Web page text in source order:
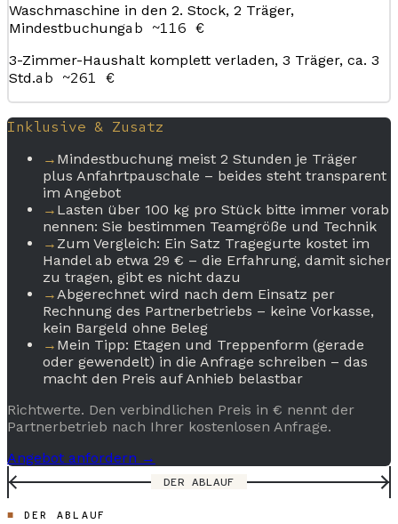
Waschmaschine in den 2. Stock, 2 Träger,
Mindestbuchungab ~116 €
3-Zimmer-Haushalt komplett verladen, 3 Träger, ca. 3
Std.ab ~261 €
Inklusive & Zusatz
→ Mindestbuchung meist 2 Stunden je Träger
plus Anfahrtpauschale – beides steht transparent
im Angebot
→ Lasten über 100 kg pro Stück bitte immer vorab
nennen: Sie bestimmen Teamgröße und Technik
→ Zum Vergleich: Ein Satz Tragegurte kostet im
Handel ab etwa 29 € – die Erfahrung, damit sicher
zu tragen, gibt es nicht dazu
→ Abgerechnet wird nach dem Einsatz per
Rechnung des Partnerbetriebs – keine Vorkasse,
kein Bargeld ohne Beleg
→ Mein Tipp: Etagen und Treppenform (gerade
oder gewendelt) in die Anfrage schreiben – das
macht den Preis auf Anhieb belastbar
Richtwerte. Den verbindlichen Preis in € nennt der
Partnerbetrieb nach Ihrer kostenlosen Anfrage.
Angebot anfordern →
DER ABLAUF
DER ABLAUF